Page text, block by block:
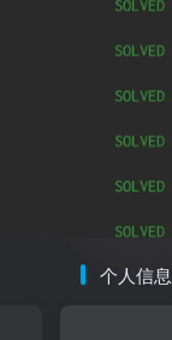
个人信息